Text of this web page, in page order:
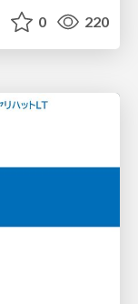
0 220